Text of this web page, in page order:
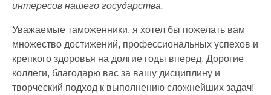
интересов нашего государства.
Уважаемые таможенники, я хотел бы пожелать вам
множество достижений, профессиональных успехов и
крепкого здоровья на долгие годы вперед. Дорогие
коллеги, благодарю вас за вашу дисциплину и
творческий подход к выполнению сложнейших задач!